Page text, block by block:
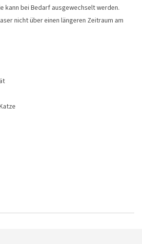
kann bei Bedarf ausgewechselt werden.
nicht über einen längeren Zeitraum am